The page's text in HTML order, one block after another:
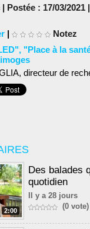
2:00
Des balades
quotidien
Il y a 28 jours
(0 vote)
Postée : 17/03/2021
|
Notez
, "Place à la
directeur de